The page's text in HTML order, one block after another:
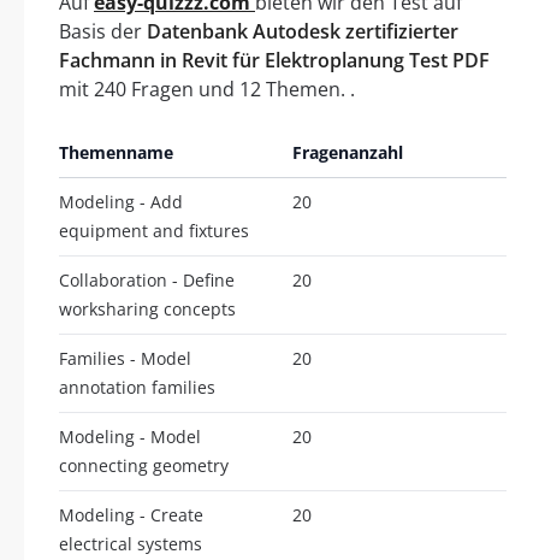
Basis der Datenbank Autodesk zertifizierter
Fachmann in Revit für Elektroplanung Test PDF
mit 240 Fragen und 12 Themen. .
Themenname Fragenanzahl
Modeling - Add
equipment and fixtures
20
Collaboration - Define
worksharing concepts
20
Families - Model
annotation families
20
Modeling - Model
connecting geometry
20
Modeling - Create
electrical systems
20